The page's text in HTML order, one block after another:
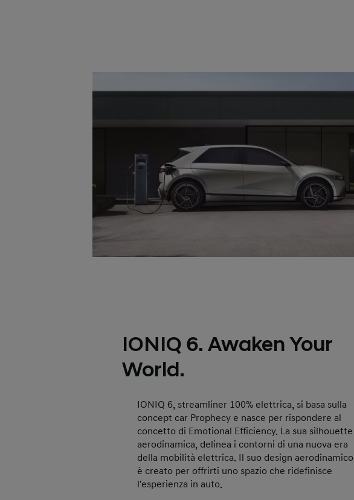
IONIQ 6. Awaken Your
World.
IONIQ 6, streamliner 100% elettrica, si basa sulla
concept car Prophecy e nasce per rispondere al
concetto di Emotional Efficiency. La sua silhouette
aerodinamica, delinea i contorni di una nuova era
della mobilità elettrica. Il suo design aerodinamico
è creato per offrirti uno spazio che ridefinisce
l'esperienza in auto.